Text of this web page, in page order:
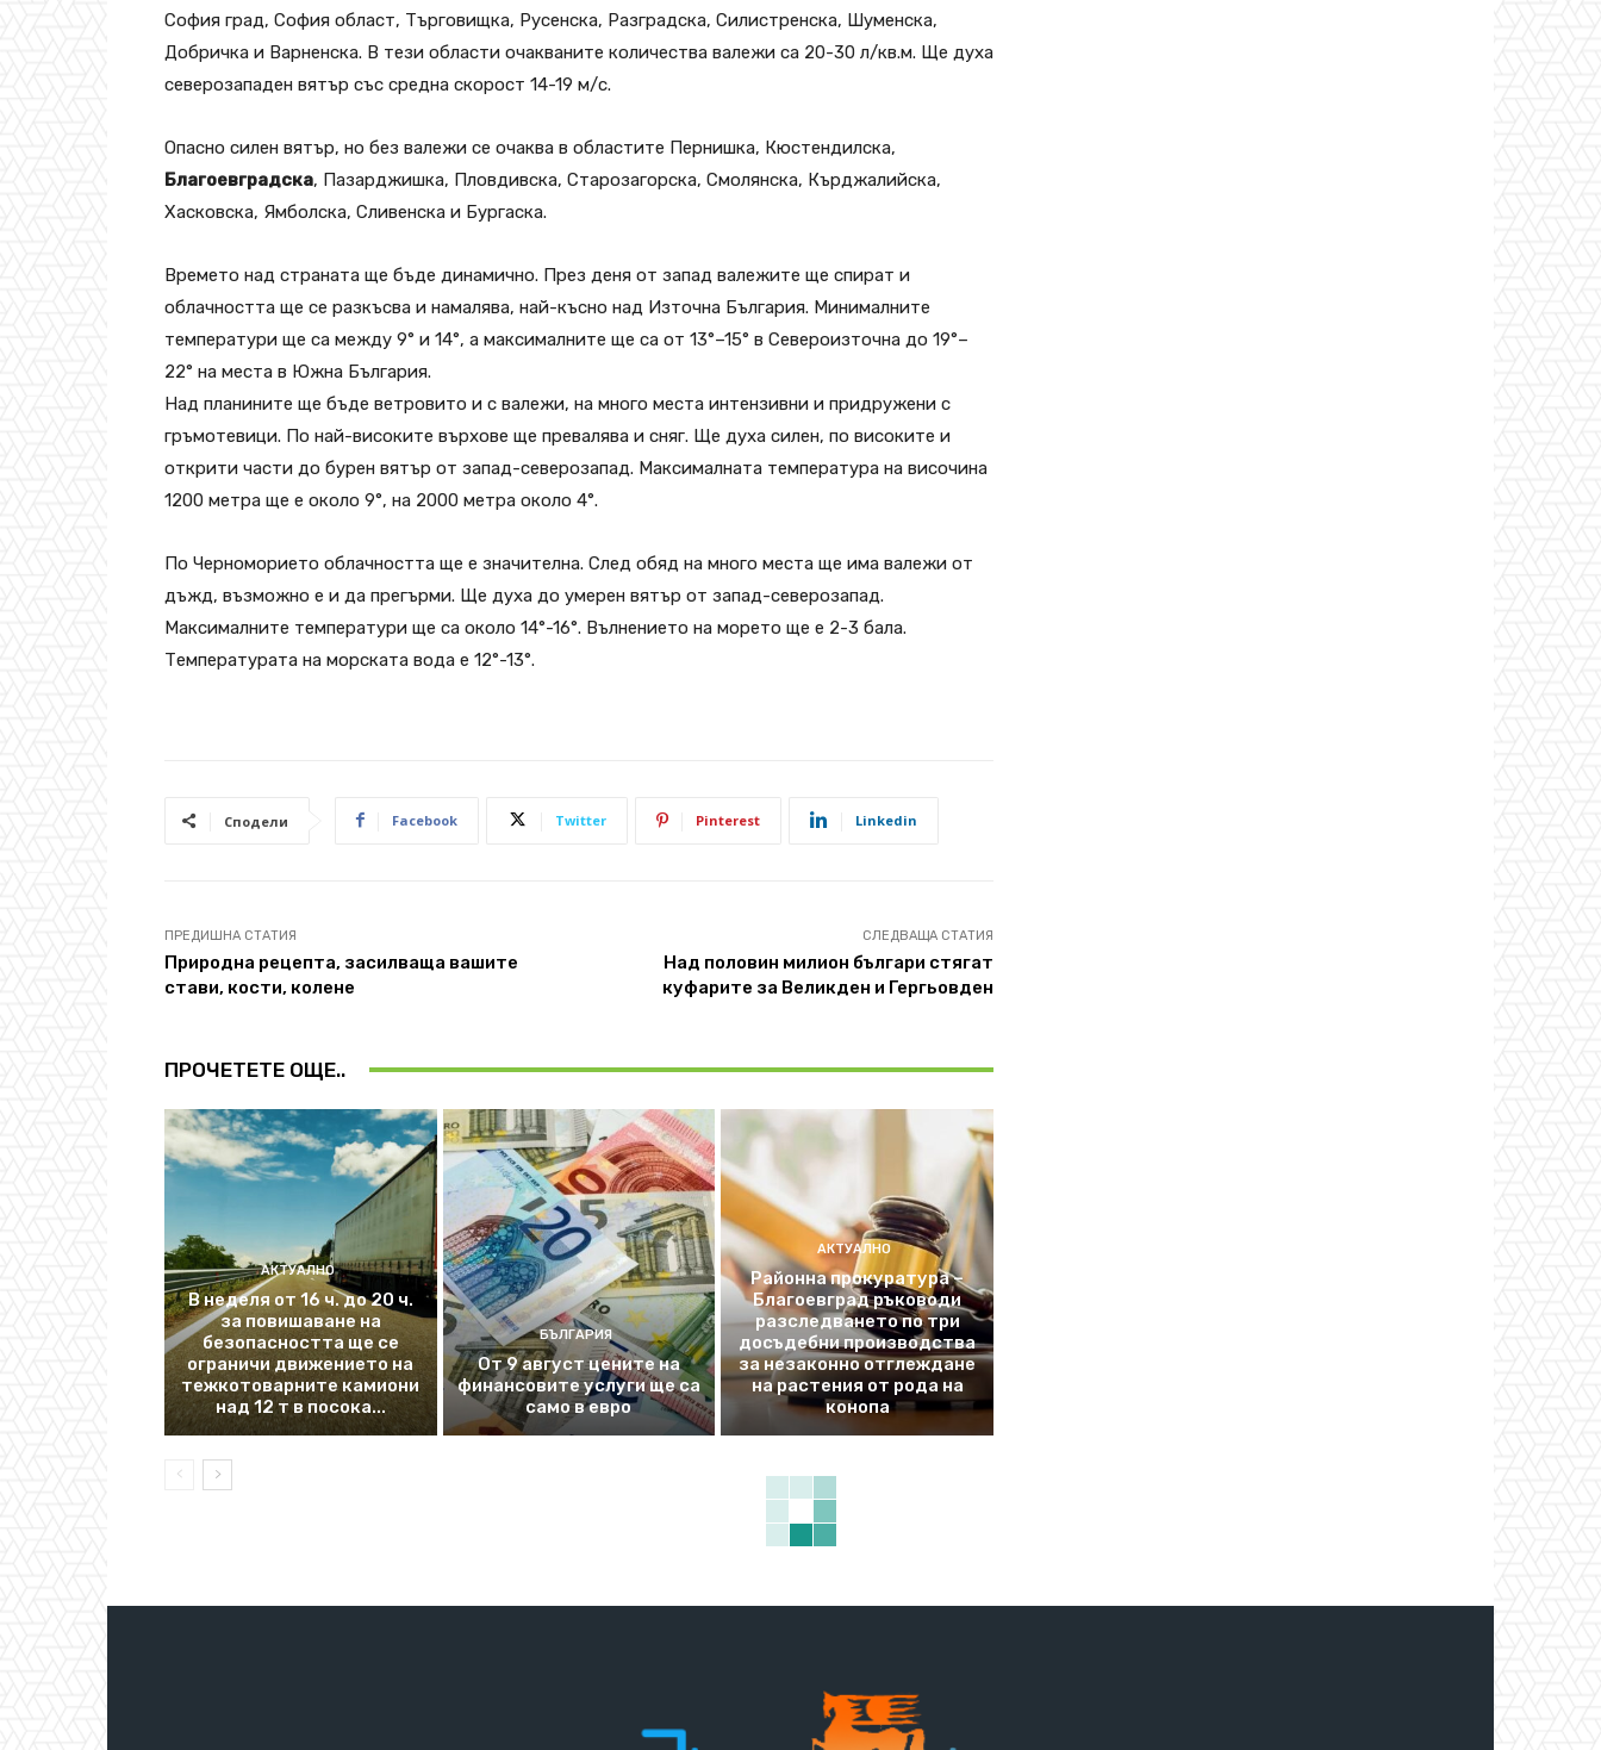
София град, София област, Търговищка, Русенска, Разградска, Силистренска, Шуменска,
Добричка и Варненска. В тези области очакваните количества валежи са 20-30 л/кв.м. Ще духа
северозападен вятър със средна скорост 14-19 м/с.
Опасно силен вятър, но без валежи се очаква в областите Пернишка, Кюстендилска,
Благоевградска, Пазарджишка, Пловдивска, Старозагорска, Смолянска, Кърджалийска,
Хасковска, Ямболска, Сливенска и Бургаска.
Времето над страната ще бъде динамично. През деня от запад валежите ще спират и
облачността ще се разкъсва и намалява, най-късно над Източна България. Минималните
температури ще са между 9° и 14°, а максималните ще са от 13°–15° в Североизточна до 19°–
22° на места в Южна България.
Над планините ще бъде ветровито и с валежи, на много места интензивни и придружени с
гръмотевици. По най-високите върхове ще превалява и сняг. Ще духа силен, по високите и
открити части до бурен вятър от запад-северозапад. Максималната температура на височина
1200 метра ще е около 9°, на 2000 метра около 4°.
По Черноморието облачността ще е значителна. След обяд на много места ще има валежи от
дъжд, възможно е и да прегърми. Ще духа до умерен вятър от запад-северозапад.
Максималните температури ще са около 14°-16°. Вълнението на морето ще е 2-3 бала.
Температурата на морската вода е 12°-13°.
Сподели Facebook Twitter Pinterest Linkedin
ПРЕДИШНА СТАТИЯ
Природна рецепта, засилваща вашите
стави, кости, колене
СЛЕДВАЩА СТАТИЯ
Над половин милион българи стягат
куфарите за Великден и Гергьовден
ПРОЧЕТЕТЕ ОЩЕ..
АКТУАЛНО
В неделя от 16 ч. до 20 ч.
за повишаване на
безопасността ще се
ограничи движението на
тежкотоварните камиони
над 12 т в посока...
БЪЛГАРИЯ
От 9 август цените на
финансовите услуги ще са
само в евро
АКТУАЛНО
Районна прокуратура –
Благоевград ръководи
разследването по три
досъдебни производства
за незаконно отглеждане
на растения от рода на
конопа